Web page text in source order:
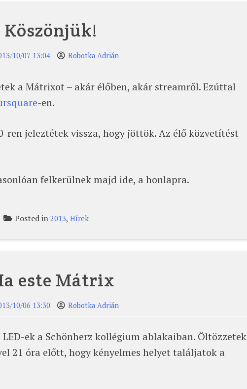
Köszönjük!
10/07 13:04 Robotka Adrián
a Mátrixot – akár élőben, akár streamről. Ezúttal
-en.
ren jeleztétek vissza, hogy jöttök. Az élő közvetítést
felkerülnek majd ide, a honlapra.
Posted in2013,Hírek
este Mátrix
10/06 13:30 Robotka Adrián
ek a Schönherz kollégium ablakaiban. Öltözzetek
21 óra előtt, hogy kényelmes helyet találjatok a